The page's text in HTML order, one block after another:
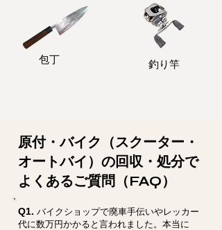
包丁 釣り竿
原付・バイク（スクーター・
オートバイ）の回収・処分で
よくあるご質問（FAQ）
Q1. バイクショップで廃車手伝いやレッカー
代に数万円かかると言われました。本当に